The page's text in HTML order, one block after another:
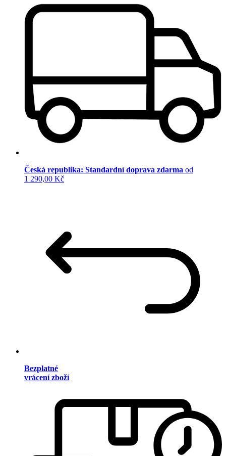
Česká republika: Standardní doprava zdarma od
1 290,00 Kč
Bezplatné
vrácení zboží